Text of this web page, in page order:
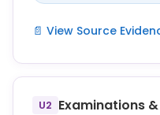
📄 View Source
Künstliche Intelligenz
Schreibprozess
werden, um
U2 Examinations